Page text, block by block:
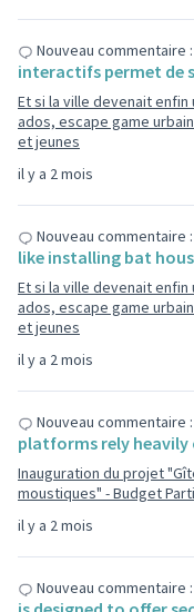
il y a 2 mois
Nouveau commentaire :
interactifs permet de
Et si la ville devenait
ados, escape game
et jeunes
il y a 2 mois
Nouveau commentaire :
like installing bat
Et si la ville devenait
ados, escape game
et jeunes
il y a 2 mois
Nouveau commentaire :
platforms rely
Inauguration du projet
moustiques" - Budget
Nouveau commentaire :